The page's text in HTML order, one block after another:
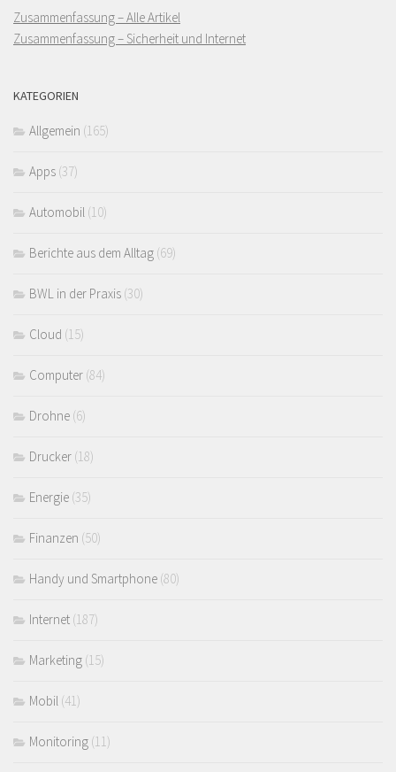
Zusammenfassung – Alle Artikel
Zusammenfassung – Sicherheit und Internet
KATEGORIEN
Allgemein (165)
Apps (37)
Automobil (10)
Berichte aus dem Alltag (69)
BWL in der Praxis (30)
Cloud (15)
Computer (84)
Drohne (6)
Drucker (18)
Energie (35)
Finanzen (50)
Handy und Smartphone (80)
Internet (187)
Marketing (15)
Mobil (41)
Monitoring (11)